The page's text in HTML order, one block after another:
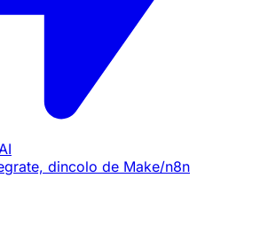
dincolo de Make/n8n